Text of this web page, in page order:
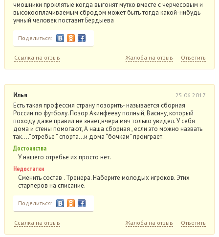
чмошники проклятые когда выгонят мутко вместе с черчесовым и
высокооплачиваемым сбродом может быть тогда какой-нибудь
умный человек поставит Бердыева
Поделиться:
Ссылка на отзыв Жалоба на отзыв Ответить
Илья 25.06.2017
Есть такая профессия страну позорить- называется сборная
России по футболу. Позор Акинфееву полный, Васину, который
походу даже правил не знает,вчера мяч только увидел. У себя
дома и стены помогают, А наша сборная , если это можно назвать
так….”отребье ” спорта…и дома “бочкам” проиграет.
Достоинства
У нашего отребье их просто нет.
Недостатки
Сменить состав . Тренера. Наберите молодых игроков. Этих
старперов на списание.
Поделиться:
Ссылка на отзыв Жалоба на отзыв Ответить